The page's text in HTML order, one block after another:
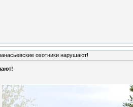
охотники нарушают!